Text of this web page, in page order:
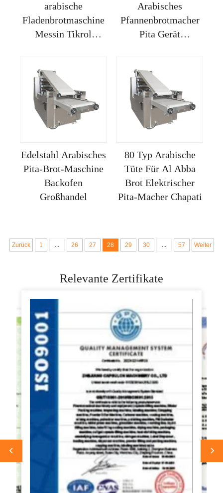
arabische
Fladenbrotmaschine
Messin Tikrol
Arabisches
Pfannenbrotmacher
Pita Gerät
Edelstahl Arabisches
Pita-Brot-Maschine
Backofen
Großhandel
80 Typ Arabische
Tüte Für Al Abba
Brot Elektrischer
Pita-Macher Chapati
Zurück 1 ... 26 27 28 29 30 ... 57 Weiter
Relevante Zertifikate